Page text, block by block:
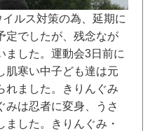
ルス対策の為、延期に
定でしたが、残念なが
ました。運動会3日前に
肌寒い中子ども達は元
れました。きりんぐみ
みは忍者に変身、うさ
ました。きりんぐみ・